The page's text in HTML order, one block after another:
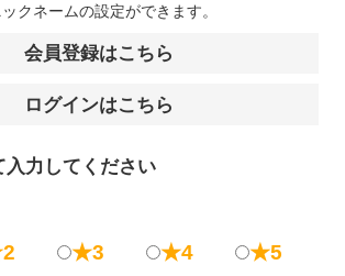
クネームの設定ができます。
会員登録はこちら
ログインはこちら
入力してください
★3 ★4 ★5